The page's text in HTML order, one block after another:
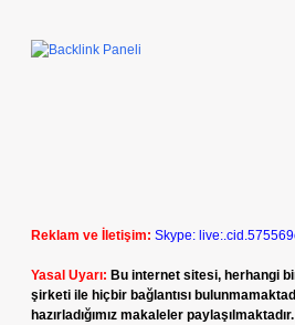
Reklam ve İletişim: Skype:
Yasal Uyarı: Bu internet sitesi, herhangi
şirketi ile hiçbir bağlantısı
hazırladığımız makaleler